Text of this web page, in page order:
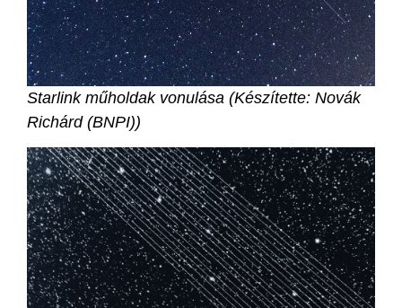
Starlink műholdak vonulása (Készítette: Novák
Richárd (BNPI))